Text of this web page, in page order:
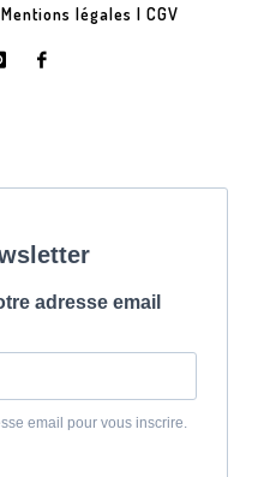
Mentions légales | CGV